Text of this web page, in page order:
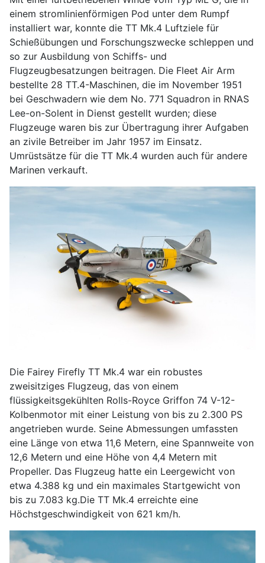
einem stromlinienförmigen Pod unter dem Rumpf
installiert war, konnte die TT Mk.4 Luftziele für
Schießübungen und Forschungszwecke schleppen und
so zur Ausbildung von Schiffs- und
Flugzeugbesatzungen beitragen. Die Fleet Air Arm
bestellte 28 TT.4-Maschinen, die im November 1951
bei Geschwadern wie dem No. 771 Squadron in RNAS
Lee-on-Solent in Dienst gestellt wurden; diese
Flugzeuge waren bis zur Übertragung ihrer Aufgaben
an zivile Betreiber im Jahr 1957 im Einsatz.
Umrüstsätze für die TT Mk.4 wurden auch für andere
Marinen verkauft.
Die Fairey Firefly TT Mk.4 war ein robustes
zweisitziges Flugzeug, das von einem
flüssigkeitsgekühlten Rolls-Royce Griffon 74 V-12-
Kolbenmotor mit einer Leistung von bis zu 2.300 PS
angetrieben wurde. Seine Abmessungen umfassten
eine Länge von etwa 11,6 Metern, eine Spannweite von
12,6 Metern und eine Höhe von 4,4 Metern mit
Propeller. Das Flugzeug hatte ein Leergewicht von
etwa 4.388 kg und ein maximales Startgewicht von
bis zu 7.083 kg.Die TT Mk.4 erreichte eine
Höchstgeschwindigkeit von 621 km/h.